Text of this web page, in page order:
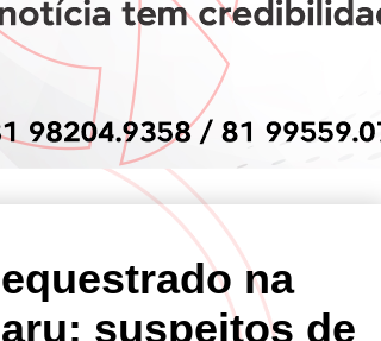
na
suspeitos de